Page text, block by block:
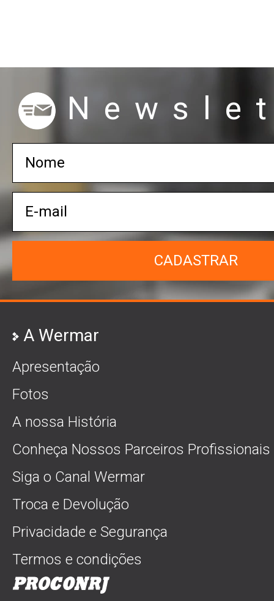
CADASTRAR
A Wermar
Apresentação
Fotos
A nossa História
Conheça Nossos Parceiros Profissionais
Siga o Canal Wermar
Troca e Devolução
Privacidade e Segurança
Termos e condições